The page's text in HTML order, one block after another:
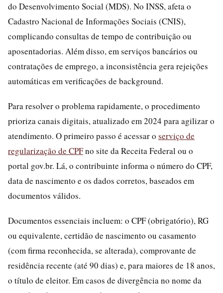
do Desenvolvimento Social (MDS). No INSS, afeta o
Cadastro Nacional de Informações Sociais (CNIS),
complicando consultas de tempo de contribuição ou
aposentadorias. Além disso, em serviços bancários ou
contratações de emprego, a inconsistência gera rejeições
automáticas em verificações de background.
Para resolver o problema rapidamente, o procedimento
prioriza canais digitais, atualizado em 2024 para agilizar o
atendimento. O primeiro passo é acessar o serviço de
regularização de CPFno site da Receita Federal ou o
portal gov.br. Lá, o contribuinte informa o número do CPF,
data de nascimento e os dados corretos, baseados em
documentos válidos.
Documentos essenciais incluem: o CPF (obrigatório), RG
ou equivalente, certidão de nascimento ou casamento
(com firma reconhecida, se alterada), comprovante de
residência recente (até 90 dias) e, para maiores de 18 anos,
o título de eleitor. Em casos de divergência no nome da